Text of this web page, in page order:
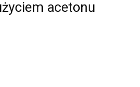
acetonu